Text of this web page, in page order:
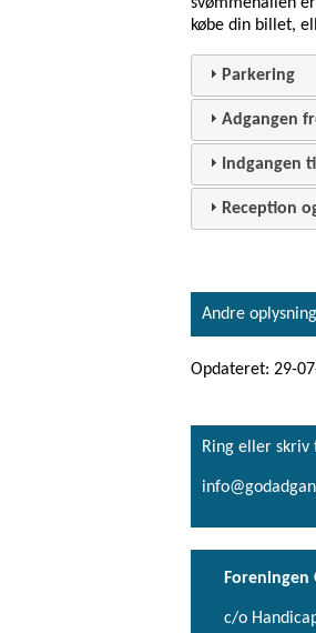
købe din billet,
Parkering
Adgangen
Indgangen
Reception
Andre
Opdateret: 29-
Ring eller skriv
Foreningen
c/o